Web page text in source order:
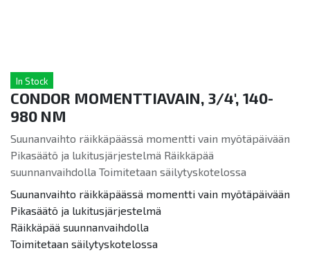
In Stock
CONDOR MOMENTTIAVAIN, 3/4', 140-
980 NM
Suunanvaihto räikkäpäässä momentti vain myötäpäivään
Pikasäätö ja lukitusjärjestelmä Räikkäpää
suunnanvaihdolla Toimitetaan säilytyskotelossa
Suunanvaihto räikkäpäässä momentti vain myötäpäivään
Pikasäätö ja lukitusjärjestelmä
Räikkäpää suunnanvaihdolla
Toimitetaan säilytyskotelossa